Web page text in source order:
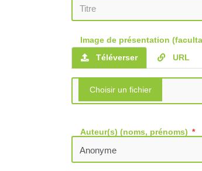
Image de présentation
Téléverser URL
Auteur(s) (noms, prénoms)